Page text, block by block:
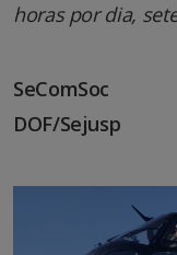
horas por dia,
SeComSoc
DOF/Sejusp